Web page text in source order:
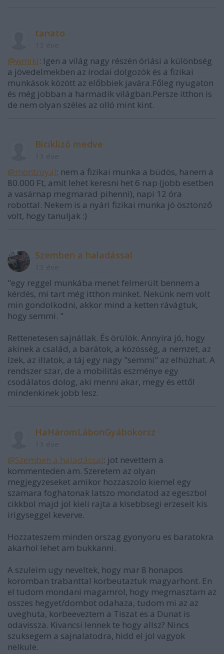
tanato
@wmіkі: Igen a világ nagy részén óriási a különbség
a jövedelmekben az irodai dolgozók és a fizikai
munkások között az előbbiek javára.Főleg nyugaton
és még jobban a harmadik világban.Persze itthon is
de nem olyan széles az olló mint kint.
Bicikliző medve
@montroyal: nem a fizikai munka a büdös, hanem a
80.000 Ft, amit lehet keresni het 6 nap (jobb esetben
a vasárnap megmarad pihenni), napi 12 óra
robottal. Nekem is a nyári fizikai munka jó ösztönző
volt, hogy tanuljak :)
Szemben a haladással
"egy reggel munkába menet felmerült bennem a
kérdés, mi tart még itthon minket. Nekünk nem volt
min gondolkodni, akkor mind a ketten rávágtuk,
hogy semmi. "
Rettenetesen sajnállak. És örülök. Annyira jó, hogy
akinek a család, a barátok, a közösség, a nemzet, az
ízek, az illatok, a táj egy nagy "semmi" az elhúzhat. A
rendszer szar, de a mobilitás eszménye egy
csodálatos dolog, aki menni akar, megy és ettől
mindenkinek jobb lesz.
HaHáromLábonGyábokorsz
@Szemben a haladással: jot nevettem a
kommenteden am. Szeretem az olyan
megjegyzeseket amikor hozzaszolo kiemel egy
szamara foghatonak latszo mondatod az egeszbol
cikkbol majd jol kieli rajta a kisebbsegi erzeseit kis
irigyseggel keverve.
Hozzateszem minden orszag gyonyoru es baratokra
akarhol lehet am bukkanni.
A szuleim ugy neveltek, hogy mar 8 honapos
koromban trabanttal korbeutaztuk magyarhont. En
el tudom mondani magamrol, hogy megmasztam az
osszes hegyet/dombot odahaza, tudom mi az az
uveghuta, korbeeveztem a Tiszat es a Dunat is
odavissza. Kivancsi lennek te hogy allsz? Nincs
szuksegem a sajnalatodra, hidd el jol vagyok
nelkule.